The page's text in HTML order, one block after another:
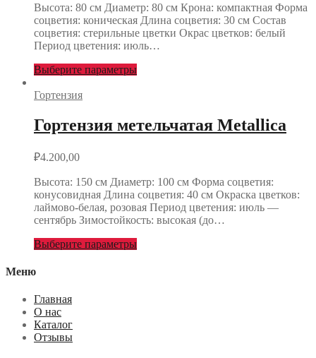
Высота: 80 см Диаметр: 80 см Крона: компактная Форма
соцветия: коническая Длина соцветия: 30 см Состав
соцветия: стерильные цветки Окрас цветков: белый
Период цветения: июль…
Выберите параметры
Гортензия
Гортензия метельчатая Metallica
₽4.200,00
Высота: 150 см Диаметр: 100 см Форма соцветия:
конусовидная Длина соцветия: 40 см Окраска цветков:
лаймово-белая, розовая Период цветения: июль —
сентябрь Зимостойкость: высокая (до…
Выберите параметры
Меню
Главная
О нас
Каталог
Отзывы